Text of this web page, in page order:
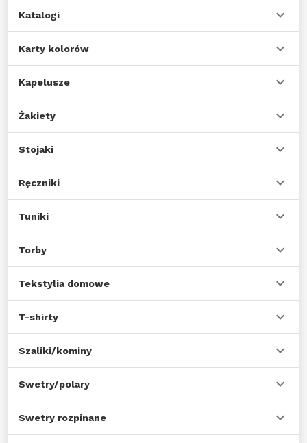
Katalogi
Karty kolorów
Kapelusze
Żakiety
Stojaki
Ręczniki
Tuniki
Torby
Tekstylia domowe
T-shirty
Szaliki/kominy
Swetry/polary
Swetry rozpinane